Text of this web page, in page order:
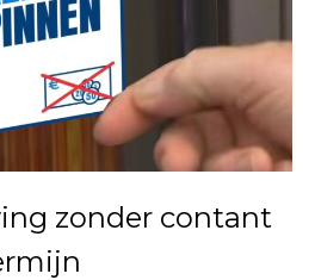
zonder contant